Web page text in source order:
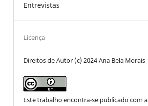
Entrevistas
Licença
Direitos de Autor (c) 2024 Ana Bela Morais
Este trabalho encontra-se publicado com a